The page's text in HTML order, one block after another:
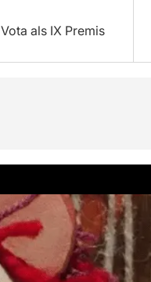
Vota als IX Premis